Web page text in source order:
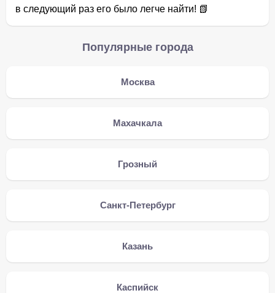
в следующий раз его было легче найти! 📗
Популярные города
Москва
Махачкала
Грозный
Санкт-Петербург
Казань
Каспийск